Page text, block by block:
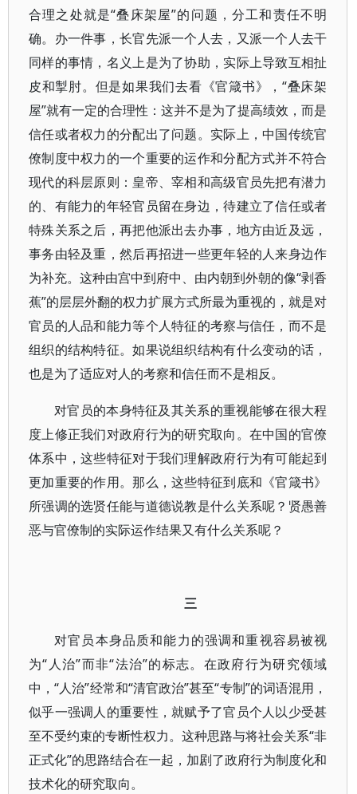
合理之处就是“叠床架屋”的问题，分工和责任不明
确。办一件事，长官先派一个人去，又派一个人去干
同样的事情，名义上是为了协助，实际上导致互相扯
皮和掣肘。但是如果我们去看《官箴书》，“叠床架
屋”就有一定的合理性：这并不是为了提高绩效，而是
信任或者权力的分配出了问题。实际上，中国传统官
僚制度中权力的一个重要的运作和分配方式并不符合
现代的科层原则：皇帝、宰相和高级官员先把有潜力
的、有能力的年轻官员留在身边，待建立了信任或者
特殊关系之后，再把他派出去办事，地方由近及远，
事务由轻及重，然后再招进一些更年轻的人来身边作
为补充。这种由宫中到府中、由内朝到外朝的像“剥香
蕉”的层层外翻的权力扩展方式所最为重视的，就是对
官员的人品和能力等个人特征的考察与信任，而不是
组织的结构特征。如果说组织结构有什么变动的话，
也是为了适应对人的考察和信任而不是相反。
对官员的本身特征及其关系的重视能够在很大程
度上修正我们对政府行为的研究取向。在中国的官僚
体系中，这些特征对于我们理解政府行为有可能起到
更加重要的作用。那么，这些特征到底和《官箴书》
所强调的选贤任能与道德说教是什么关系呢？贤愚善
恶与官僚制的实际运作结果又有什么关系呢？
三
对官员本身品质和能力的强调和重视容易被视
为“人治”而非“法治”的标志。在政府行为研究领域
中，“人治”经常和“清官政治”甚至“专制”的词语混用，
似乎一强调人的重要性，就赋予了官员个人以少受甚
至不受约束的专断性权力。这种思路与将社会关系“非
正式化”的思路结合在一起，加剧了政府行为制度化和
技术化的研究取向。